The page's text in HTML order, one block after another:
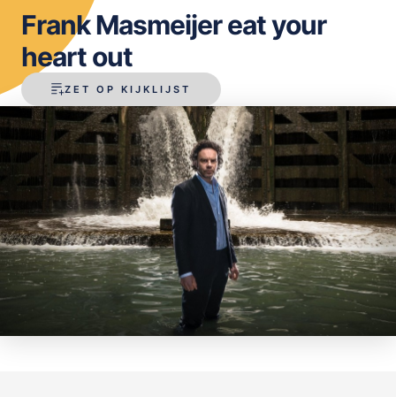
ZET OP KIJKLIJST
Frank Masmeijer eat your
heart out